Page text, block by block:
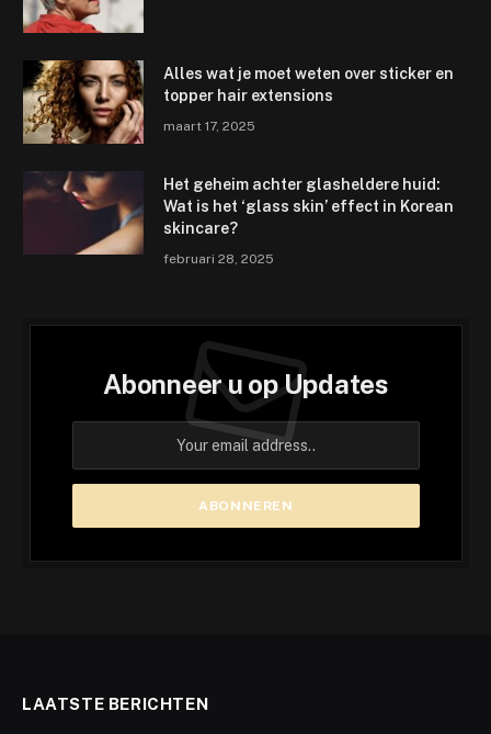
Alles wat je moet weten over sticker en
topper hair extensions
maart 17, 2025
Het geheim achter glasheldere huid:
Wat is het ‘glass skin’ effect in Korean
skincare?
februari 28, 2025
Abonneer u op Updates
LAATSTE BERICHTEN